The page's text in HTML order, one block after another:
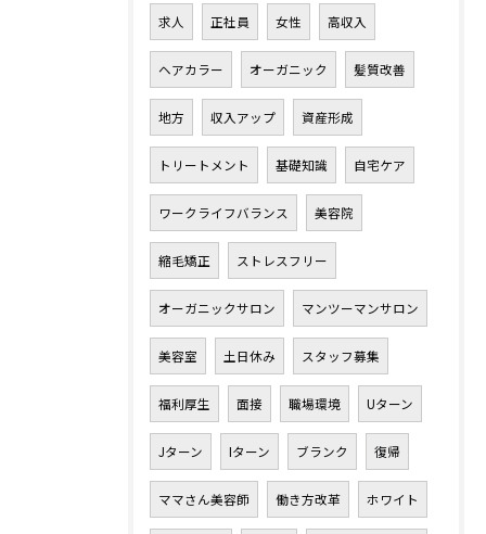
求人 正社員 女性 高収入
ヘアカラー オーガニック 髪質改善
地方 収入アップ 資産形成
トリートメント 基礎知識 自宅ケア
ワークライフバランス 美容院
縮毛矯正 ストレスフリー
オーガニックサロン マンツーマンサロン
美容室 土日休み スタッフ募集
福利厚生 面接 職場環境 Uターン
Jターン Iターン ブランク 復帰
ママさん美容師 働き方改革 ホワイト